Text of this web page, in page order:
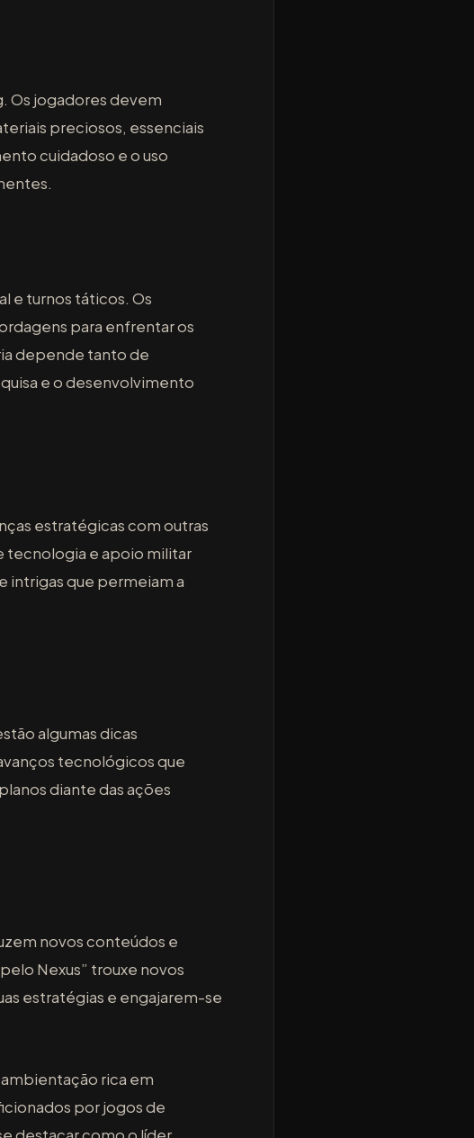
Os jogadores devem
preciosos, essenciais
cuidadoso e o uso
e turnos táticos. Os
para enfrentar os
depende tanto de
e o desenvolvimento
estratégicas com outras
tecnologia e apoio militar
intrigas que permeiam a
algumas dicas
tecnológicos que
diante das ações
novos conteúdos e
Nexus” trouxe novos
estratégias e engajarem-se
rica em
por jogos de